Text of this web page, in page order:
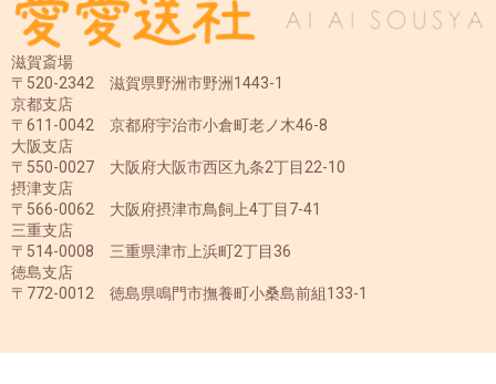
滋賀斎場
〒520-2342 滋賀県野洲市野洲1443-1
京都支店
〒611-0042 京都府宇治市小倉町老ノ木46-8
大阪支店
〒550-0027 大阪府大阪市西区九条2丁目22-10
摂津支店
〒566-0062 大阪府摂津市鳥飼上4丁目7-41
三重支店
〒514-0008 三重県津市上浜町2丁目36
徳島支店
〒772-0012 徳島県鳴門市撫養町小桑島前組133-1